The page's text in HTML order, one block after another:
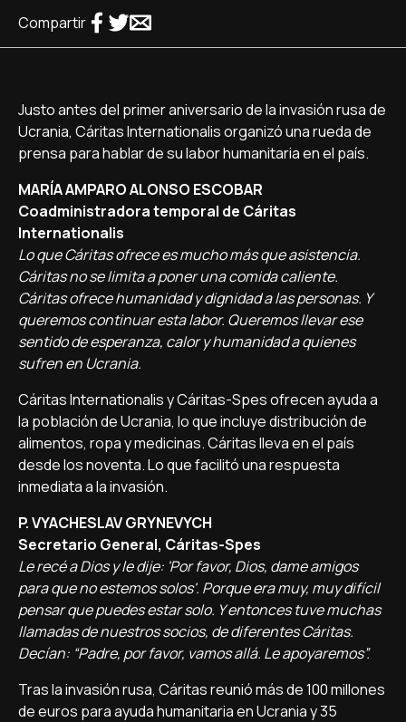
Compartir
Justo antes del primer aniversario de la invasión rusa de
Ucrania, Cáritas Internationalis organizó una rueda de
prensa para hablar de su labor humanitaria en el país.
MARÍA AMPARO ALONSO ESCOBAR
Coadministradora temporal de Cáritas
Internationalis
Lo que Cáritas ofrece es mucho más que asistencia.
Cáritas no se limita a poner una comida caliente.
Cáritas ofrece humanidad y dignidad a las personas. Y
queremos continuar esta labor. Queremos llevar ese
sentido de esperanza, calor y humanidad a quienes
sufren en Ucrania.
Cáritas Internationalis y Cáritas-Spes ofrecen ayuda a
la población de Ucrania, lo que incluye distribución de
alimentos, ropa y medicinas. Cáritas lleva en el país
desde los noventa. Lo que facilitó una respuesta
inmediata a la invasión.
P. VYACHESLAV GRYNEVYCH
Secretario General, Cáritas-Spes
Le recé a Dios y le dije: 'Por favor, Dios, dame amigos
para que no estemos solos'. Porque era muy, muy difícil
pensar que puedes estar solo. Y entonces tuve muchas
llamadas de nuestros socios, de diferentes Cáritas.
Decían: “Padre, por favor, vamos allá. Le apoyaremos”.
Tras la invasión rusa, Cáritas reunió más de 100 millones
de euros para ayuda humanitaria en Ucrania y 35